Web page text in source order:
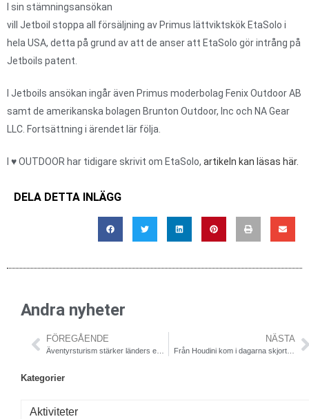
I sin stämningsansökan
vill Jetboil stoppa all försäljning av Primus lättviktskök EtaSolo i
hela USA, detta på grund av att de anser att EtaSolo gör intrång på
Jetboils patent.
I Jetboils ansökan ingår även Primus moderbolag Fenix Outdoor AB
samt de amerikanska bolagen Brunton Outdoor, Inc och NA Gear
LLC. Fortsättning i ärendet lär följa.
I ♥ OUTDOOR har tidigare skrivit om EtaSolo, artikeln kan läsas här.
DELA DETTA INLÄGG
Andra nyheter
FÖREGÅENDE NÄSTA
Från Houdini kom i dagarna skjortan Liquid Globe Shirt
Kategorier
Aktiviteter